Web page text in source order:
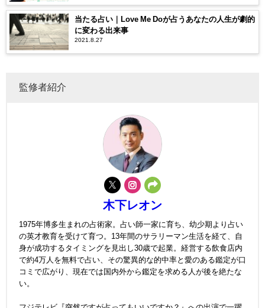
当たる占い｜Love Me Doが占うあなたの人生が劇的
に変わる出来事
2021.8.27
監修者紹介
木下レオン
1975年博多生まれの占術家。占い師一家に育ち、幼少期より占い
の英才教育を受けて育つ。13年間のサラリーマン生活を経て、自
身が成功するタイミングを見出し30歳で起業。経営する飲食店内
で約4万人を無料で占い、その驚異的な的中率と愛のある鑑定が口
コミで広がり、現在では国内外から鑑定を求める人が後を絶たな
い。